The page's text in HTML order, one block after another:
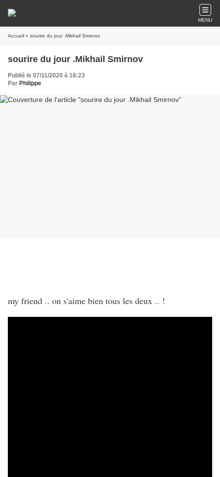
MENU
Accueil » sourire du jour .Mikhail Smirnov
sourire du jour .Mikhail Smirnov
Publié le 07/11/2020 à 18:23
Par Philippe
my friend .. on s'aime bien tous les deux .. !